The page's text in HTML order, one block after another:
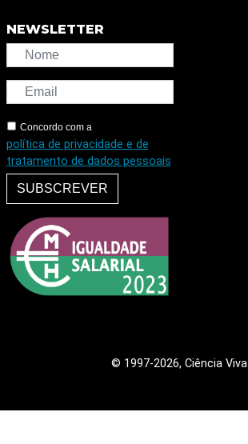
NEWSLETTER
Concordo com a
política de privacidade e de
tratamento de dados pessoais
SUBSCREVER
© 1997-2026, Ciência Viva